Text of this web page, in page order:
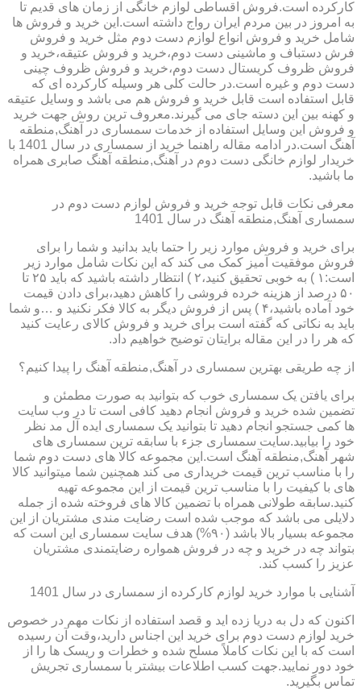
کارکرده است.فروش اقساطی لوازم خانگی از زمان های قدیم تا
به امروز در بین مردم ایران رواج داشته است.این خرید و فروش ها
شامل خرید و فروش انواع لوازم دست دوم مثل خرید و فروش
فرش دستباف و ماشینی دست دوم،خرید و فروش عتیقه،خرید و
فروش ظروف کریستال دست دوم،خرید و فروش ظروف چینی
دست دوم و غیره است.در حالت کلی هر وسیله کارکرده ای که
قابل استفاده است قابل خرید و فروش هم می باشد و وسایل عتیقه
و کهنه بین این دسته جای می گیرند.معروف ترین روش جهت خرید
و فروش این وسایل استفاده از خدمات سمساری در آهنگ,منطقه
آهنگ است.در ادامه مقاله راهنما خرید از سمساری در سال 1401 با
خریدار لوازم خانگی دست دوم در آهنگ,منطقه آهنگ صابری همراه
ما باشید.
معرفی نکات قابل توجه خرید و فروش لوازم دست دوم در
سمساری آهنگ,منطقه آهنگ در سال 1401
برای خرید و فروش موارد زیر را حتما باید بدانید و شما را برای
فروش موفقیت آمیز کمک می کند که این نکات شامل موارد زیر
است:۱ ) به خوبی تحقیق کنید،۲ ) انتظار داشته باشید که باید ۲۵ تا
۵۰ درصد از هزینه خرده فروشی را کاهش دهید،برای دادن قیمت
خود آماده باشید،۴ ) پس از فروش دیگر به کالا فکر نکنید و …و شما
باید به نکاتی که گفته است برای خرید و فروش کالای رعایت کنید
که هر را در این مقاله برایتان توضیح خواهیم داد.
از چه طریقی بهترین سمساری در آهنگ,منطقه آهنگ را پیدا کنیم؟
برای یافتن یک سمساری خوب که بتوانید به صورت مطمئن و
تضمین شده خرید و فروش انجام دهید کافی است تا در وب سایت
ها کمی جستجو انجام دهید تا بتوانید یک سمساری ایده آل مد نظر
خود را بیابید.سایت سمساری جزء با سابقه ترین سمساری های
شهر آهنگ,منطقه آهنگ است.این مجموعه کالا های دست دوم شما
را با مناسب ترین قیمت خریداری می کند همچنین شما میتوانید کالا
های با کیفیت را با مناسب ترین قیمت از این مجموعه تهیه
کنید.سابقه طولانی همراه با تضمین کالا های فروخته شده از جمله
دلایلی می باشد که موجب شده است رضایت مندی مشتریان از این
مجموعه بسیار بالا باشد (۹۰%) هدف سایت سمساری این است که
بتواند چه در خرید و چه در فروش همواره رضایتمندی مشتریان
عزیز را کسب کند.
آشنایی با موارد خرید لوازم کارکرده از سمساری در سال 1401
اکنون که دل به دریا زده اید و قصد استفاده از نکات مهم در خصوص
خرید لوازم دست دوم برای خرید این اجناس دارید،وقت آن رسیده
است که با این نکات کاملاً مسلح شده و خطرات و ریسک ها را از
خود دور نمایید.جهت کسب اطلاعات بیشتر با سمساری تجریش
تماس بگیرید.